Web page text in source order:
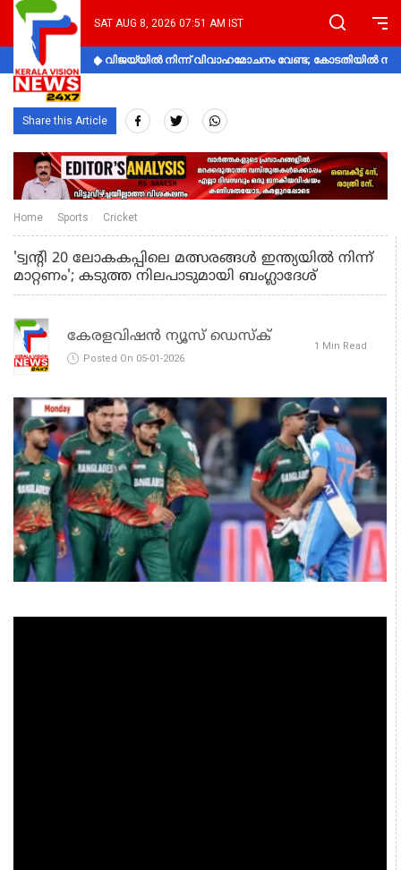
SAT AUG 8, 2026 07:51 AM IST
വിജയ്‌യിൽ നിന്ന് വിവാഹമോചനം വേണ്ട; കോടതിയിൽ
Share this Article
Home Sports Cricket
'ട്വന്റി 20 ലോകകപ്പിലെ മത്സരങ്ങള്‍ ഇന്ത്യയില്‍ നിന്ന്
മാറ്റണം'; കടുത്ത നിലപാടുമായി ബംഗ്ലാദേശ്
കേരളവിഷൻ ന്യൂസ് ഡെസ്‌ക്
Posted On 05-01-2026
1 Min Read